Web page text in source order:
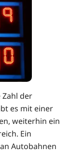
der
es mit einer
weiterhin ein
Ein
Autobahnen